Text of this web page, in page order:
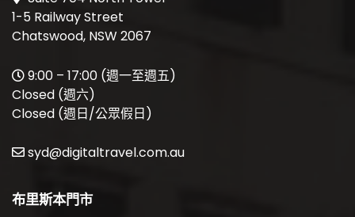
1-5 Railway Street
Chatswood, NSW 2067
9:00 – 17:00 (週一至週五)
Closed (週六)
Closed (週日/公眾假日)
syd@digitaltravel.com.au
布里斯本門市